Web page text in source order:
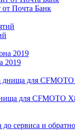
от Почта Банк
2019
для CFMOTO